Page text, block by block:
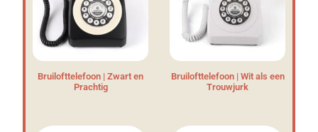
Bruilofttelefoon | Zwart en
Prachtig
Bruilofttelefoon | Wit als een
Trouwjurk